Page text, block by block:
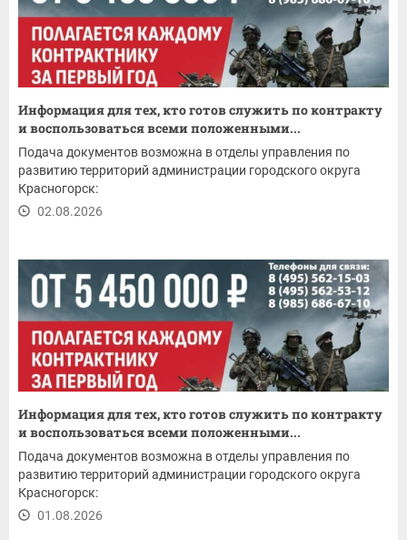
Информация для тех, кто готов служить по контракту
и воспользоваться всеми положенными...
Подача документов возможна в отделы управления по
развитию территорий администрации городского округа
Красногорск:
02.08.2026
Информация для тех, кто готов служить по контракту
и воспользоваться всеми положенными...
Подача документов возможна в отделы управления по
развитию территорий администрации городского округа
Красногорск:
01.08.2026